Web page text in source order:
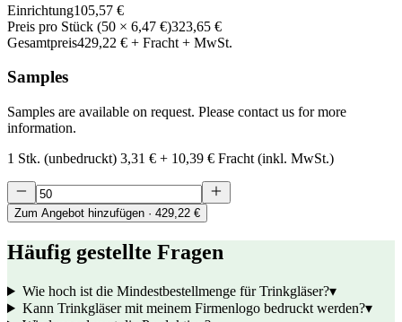
Einrichtung105,57 €
Preis pro Stück (50 × 6,47 €)323,65 €
Gesamtpreis429,22 € + Fracht + MwSt.
Samples
Samples are available on request. Please contact us for more
information.
1 Stk. (unbedruckt) 3,31 € + 10,39 € Fracht (inkl. MwSt.)
Zum Angebot hinzufügen · 429,22 €
Häufig gestellte Fragen
Wie hoch ist die Mindestbestellmenge für Trinkgläser?▾
Kann Trinkgläser mit meinem Firmenlogo bedruckt werden?▾